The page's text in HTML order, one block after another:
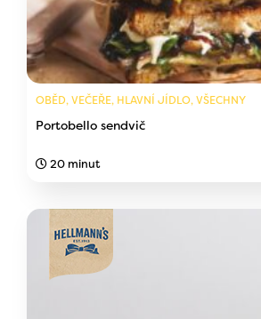
OBĚD, VEČEŘE, HLAVNÍ JÍDLO, VŠECHNY
Portobello sendvič
20 minut